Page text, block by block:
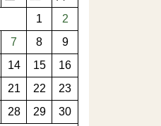
1
2
7 8
9
14 15
16
21 22
23
28 29
30